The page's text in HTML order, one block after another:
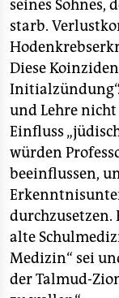
seines Sohnes,
starb.
Diese
und Lehre
Einfluss
würden
beeinflussen,
durchzusetzen.
alte
Medizin“ sei
der Talmud-